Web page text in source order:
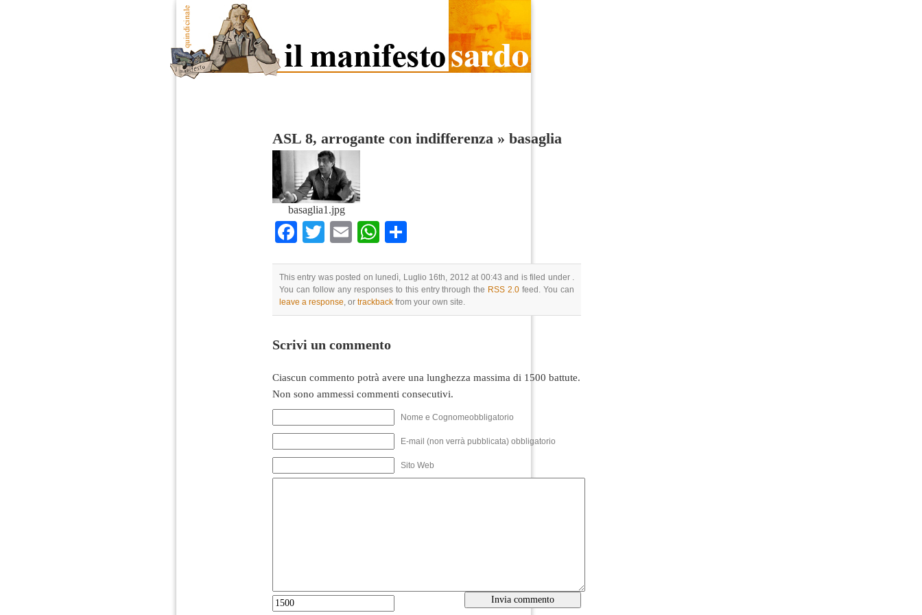
ASL 8, arrogante con indifferenza » basaglia
basaglia1.jpg
Facebook
TwitterEmailWhatsApp
This entry was posted on lunedì, Luglio 16th, 2012 at 00:43 and is filed under .
You can follow any responses to this entry through the RSS 2.0 feed. You can
leave a response, or trackback from your own site.
Scrivi un commento
Ciascun commento potrà avere una lunghezza massima di 1500 battute.
Non sono ammessi commenti consecutivi.
Nome e Cognomeobbligatorio
E-mail (non verrà pubblicata) obbligatorio
Sito Web